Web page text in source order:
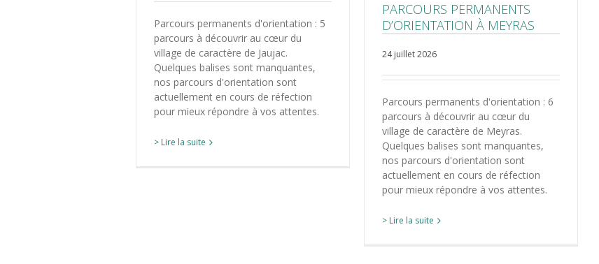
Parcours permanents d'orientation : 5
parcours à découvrir au cœur du
village de caractère de Jaujac.
Quelques balises sont manquantes,
nos parcours d'orientation sont
actuellement en cours de réfection
pour mieux répondre à vos attentes.
> Lire la suite
PARCOURS PERMANENTS
D’ORIENTATION À MEYRAS
24 juillet 2026
Parcours permanents d'orientation : 6
parcours à découvrir au cœur du
village de caractère de Meyras.
Quelques balises sont manquantes,
nos parcours d'orientation sont
actuellement en cours de réfection
pour mieux répondre à vos attentes.
> Lire la suite